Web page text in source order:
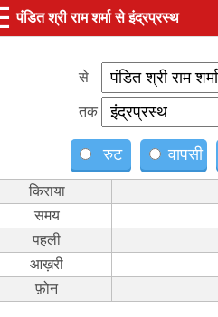
पंडित श्री राम शर्मा से इंद्रप्रस्थ
से
तक
रुट वापसी
किराया
समय
पहली
आख़री
फ़ोन